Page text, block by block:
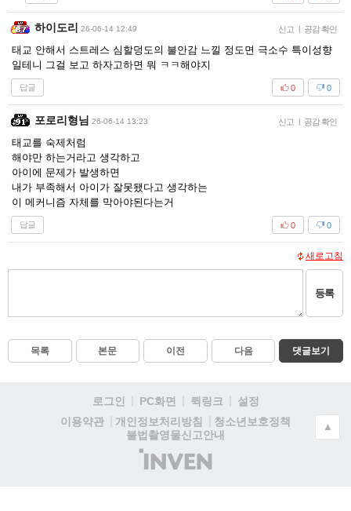
하이도리 26-06-14 12:49 신고 | 공감 확인
태교 안해서 스트레스 심할덩도의 불안감 느낄 정도면 극소수 특이성향
일테니 그걸 보고 하자고하면 뭐 ㅋㅋ해야지
답글 0
0
포로리형님 26-06-14 13:23 신고 | 공감 확인
태교를 숙제처럼
해야만 하는거라고 생각하고
아이에 문제가 발생하면
내가 부족해서 아이가 잘못됐다고 생각하는
이 메커니즘 자체를 막아야된다는거
답글 0
0
새로고침
등록
목록 본문 이전 다음 댓글보기
로그인 PC화면 퀵링크
설정
이용약관
개인정보처리방침
청소년보호정책
불법촬영물신고안내
(주)
인
▲